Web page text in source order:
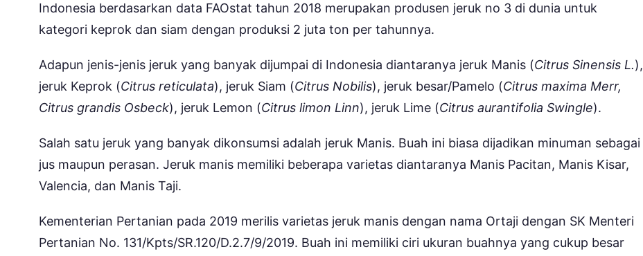
Indonesia berdasarkan data FAOstat tahun 2018 merupakan produsen jeruk no 3 di dunia untuk
kategori keprok dan siam dengan produksi 2 juta ton per tahunnya.
Adapun jenis-jenis jeruk yang banyak dijumpai di Indonesia diantaranya jeruk Manis (Citrus Sinensis L.),
jeruk Keprok (Citrus reticulata), jeruk Siam (Citrus Nobilis), jeruk besar/Pamelo (Citrus maxima Merr,
Citrus grandis Osbeck), jeruk Lemon (Citrus limon Linn), jeruk Lime (Citrus aurantifolia Swingle).
Salah satu jeruk yang banyak dikonsumsi adalah jeruk Manis. Buah ini biasa dijadikan minuman sebagai
jus maupun perasan. Jeruk manis memiliki beberapa varietas diantaranya Manis Pacitan, Manis Kisar,
Valencia, dan Manis Taji.
Kementerian Pertanian pada 2019 merilis varietas jeruk manis dengan nama Ortaji dengan SK Menteri
Pertanian No. 131/Kpts/SR.120/D.2.7/9/2019. Buah ini memiliki ciri ukuran buahnya yang cukup besar